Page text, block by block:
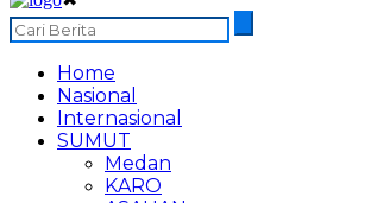
Home
Nasional
Internasional
SUMUT
Medan
KARO